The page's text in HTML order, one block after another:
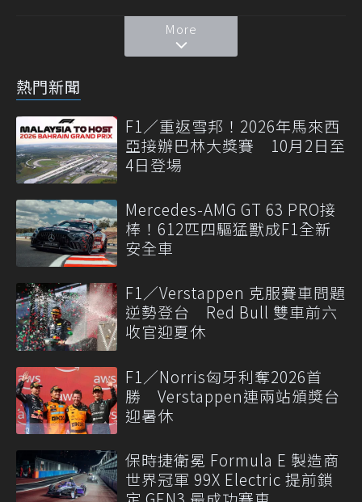
More
熱門新聞
F1／重返雪邦！2026年馬來西
亞接辦巴林大獎賽 10月2日至
4日登場
Mercedes-AMG GT 63 PRO接
棒！612匹四驅猛獸成F1全新
安全車
F1／Verstappen 克服賽車問題
逆勢登台 Red Bull 雙車前六
收官迎夏休
F1／Norris匈牙利奪2026首
勝 Verstappen連兩站頒獎台
迎暑休
保時捷衛冕 Formula E 製造商
世界冠軍 99X Electric 提前鎖